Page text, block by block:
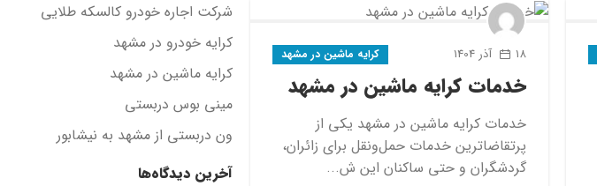
18 آذر 1404 کرایه ماشین در مشهد
خدمات کرایه ماشین در مشهد
خدمات کرایه ماشین در مشهد یکی از
پرتقاضاترین خدمات حمل‌ونقل برای زائران،
گردشگران و حتی ساکنان این ش...
شرکت اجاره خودرو کالسکه طلایی
کرایه خودرو در مشهد
کرایه ماشین در مشهد
مینی بوس دربستی
ون دربستی از مشهد به نیشابور
آخرین دیدگاه‌ها